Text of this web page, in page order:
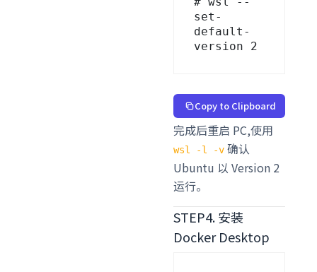
set-
default-
version 2
Copy to Clipboard
完成后重启 PC,使用
wsl -l -v 确认
Ubuntu 以 Version 2
运行。
STEP4. 安装
Docker Desktop